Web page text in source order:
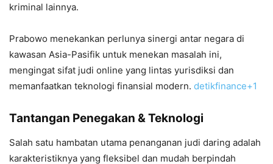
kriminal lainnya.
Prabowo menekankan perlunya sinergi antar negara di
kawasan Asia-Pasifik untuk menekan masalah ini,
mengingat sifat judi online yang lintas yurisdiksi dan
memanfaatkan teknologi finansial modern. detikfinance+1
Tantangan Penegakan & Teknologi
Salah satu hambatan utama penanganan judi daring adalah
karakteristiknya yang fleksibel dan mudah berpindah